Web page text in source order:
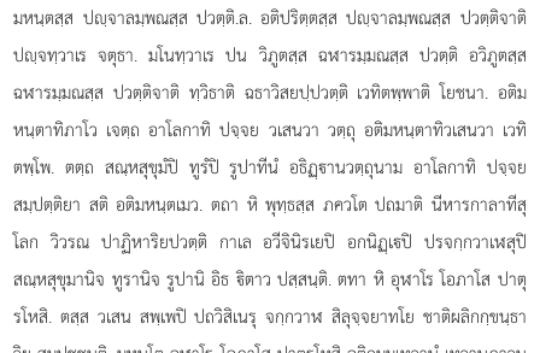
มหนฺตสฺส ปฺจาลมฺพณสฺส ปวตฺติ.ล. อติปริตฺตสฺส ปฺจาลมฺพณสฺส ปวตฺติจาติ
ปฺจทฺวาเร จตุธา. มโนทฺวาเร ปน วิภูตสฺส ฉฬารมฺมณสฺส ปวตฺติ อวิภูตสฺส
ฉฬารมฺมณสฺส ปวตฺติจาติ ทฺวิธาติ ฉธาวิสยปฺปวตฺติ เวทิตพฺพาติ โยชนา. อติม
หนฺตาทิภาโว เจตฺถ อาโลกาทิ ปจฺจย วเสนวา วตฺถุ อติมหนฺตาทิวเสนวา เวทิ
ตพฺโพ. ตตฺถ สณฺหสุขุมํปิ ทูรํปิ รูปาทีนํ อธิฏฺานวตฺถุนาม อาโลกาทิ ปจฺจย
สมฺปตฺติยา สติ อติมหนฺตเมว. ตถา หิ พุทฺธสฺส ภควโต ปถมาติ นีหารกาลาทีสุ
โลก วิวรณ ปาฏิหาริยปวตฺติ กาเล อวีจินิรเยปิ อกนิฏฺเปิ ปรจกฺกวาเฬสุปิ
สณฺหสุขุมานิจ ทูรานิจ รูปานิ อิธ ิตาว ปสฺสนฺติ. ตทา หิ อุฬาโร โอภาโส ปาตุ
รโหสิ. ตสฺส วเสน สพฺเพปิ ปถวิสิเนรุ จกฺกวาฬ สิลุจฺจยาทโย ชาติผลิกกฺขนฺธา